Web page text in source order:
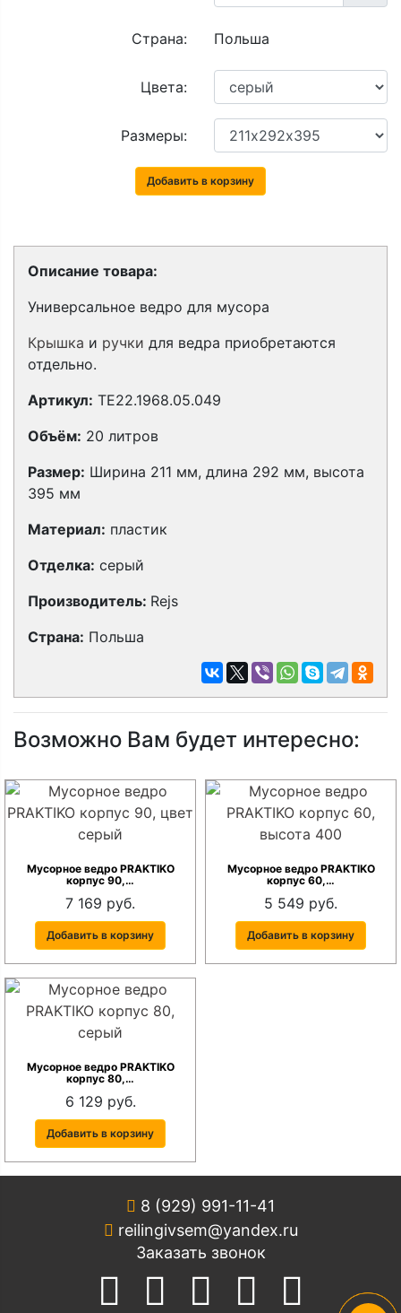
Страна: Польша
Цвета:
Размеры:
Добавить в корзину
Описание товара:
Универсальное ведро для мусора
Крышка и ручки для ведра приобретаются
отдельно.
Артикул: TE22.1968.05.049
Объём: 20 литров
Размер: Ширина 211 мм, длина 292 мм, высота
395 мм
Материал: пластик
Отделка: серый
Производитель: Rejs
Страна: Польша
Возможно Вам будет интересно:
Мусорное ведро PRAKTIKO
корпус 90,…
7 169 руб.
Добавить в корзину
Мусорное ведро PRAKTIKO
корпус 60,…
5 549 руб.
Добавить в корзину
Мусорное ведро PRAKTIKO
корпус 80,…
6 129 руб.
Добавить в корзину
8 (929) 991-11-41
reilingivsem@yandex.ru
Заказать звонок